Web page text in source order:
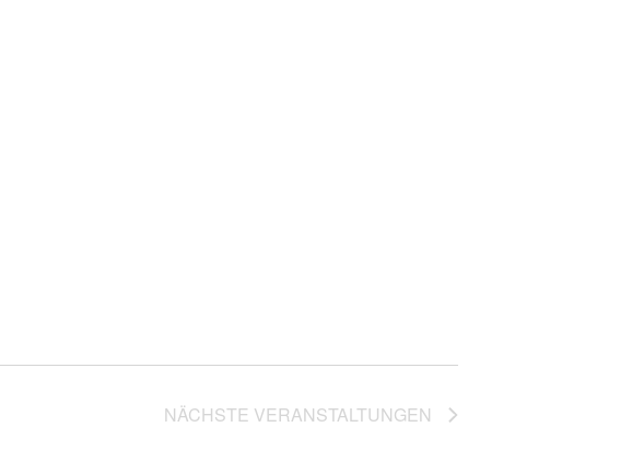
NÄCHSTE VERANSTALTUNGEN